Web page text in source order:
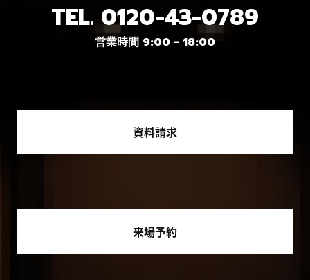
TEL. 0120-43-0789
営業時間 9:00 - 18:00
資料請求
来場予約